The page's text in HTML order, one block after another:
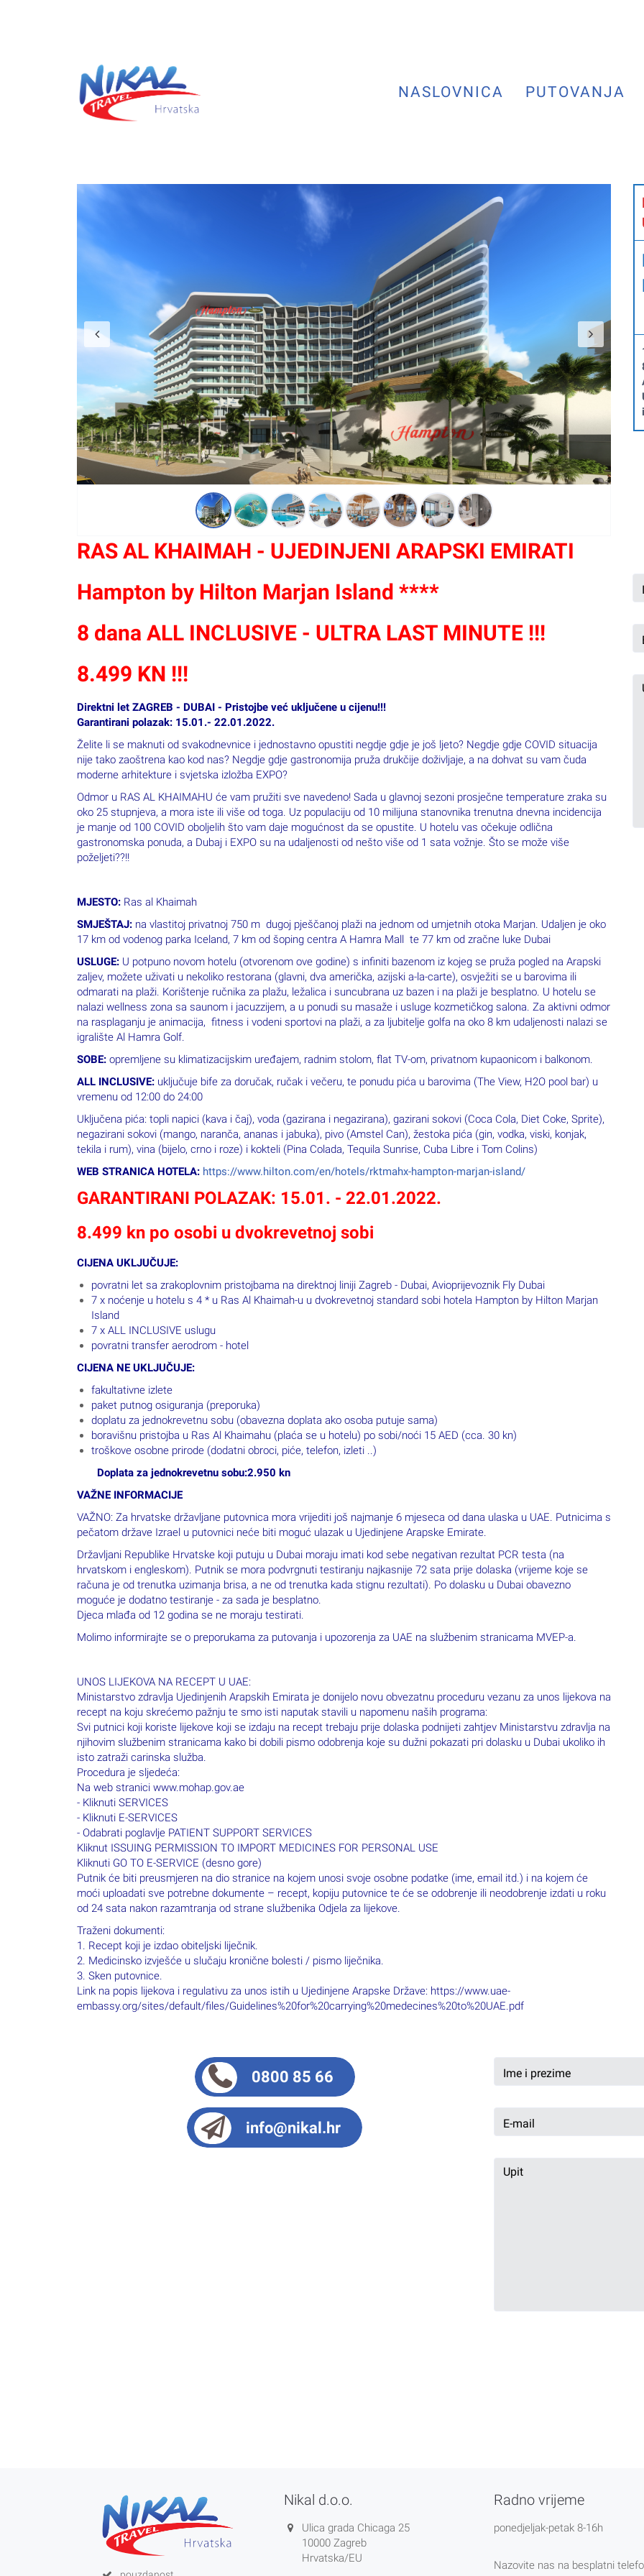
NASLOVNICA PUTOVANJA
Previous
RAS AL KHAIMAH - UJEDINJENI ARAPSKI EMIRATI
Hampton by Hilton Marjan Island ****
8 dana ALL INCLUSIVE - ULTRA LAST MINUTE !!!
8.499 KN !!!
Direktni let ZAGREB - DUBAI - Pristojbe već uključene u cijenu!!!
Garantirani polazak: 15.01.- 22.01.2022.
Želite li se maknuti od svakodnevnice i jednostavno opustiti negdje gdje je još ljeto? Negdje gdje COVID situacija
nije tako zaoštrena kao kod nas? Negdje gdje gastronomija pruža drukčije doživljaje, a na dohvat su vam čuda
moderne arhitekture i svjetska izložba EXPO?
Odmor u RAS AL KHAIMAHU će vam pružiti sve navedeno! Sada u glavnoj sezoni prosječne temperature zraka su
oko 25 stupnjeva, a mora iste ili više od toga. Uz populaciju od 10 milijuna stanovnika trenutna dnevna incidencija
je manje od 100 COVID oboljelih što vam daje mogućnost da se opustite. U hotelu vas očekuje odlična
gastronomska ponuda, a Dubaj i EXPO su na udaljenosti od nešto više od 1 sata vožnje. Što se može više
poželjeti??!!
MJESTO: Ras al Khaimah
SMJEŠTAJ: na vlastitoj privatnoj 750 m dugoj pješčanoj plaži na jednom od umjetnih otoka Marjan. Udaljen je oko
17 km od vodenog parka Iceland, 7 km od šoping centra A Hamra Mall te 77 km od zračne luke Dubai
USLUGE: U potpuno novom hotelu (otvorenom ove godine) s infiniti bazenom iz kojeg se pruža pogled na Arapski
zaljev, možete uživati u nekoliko restorana (glavni, dva američka, azijski a-la-carte), osvježiti se u barovima ili
odmarati na plaži. Korištenje ručnika za plažu, ležalica i suncubrana uz bazen i na plaži je besplatno. U hotelu se
nalazi wellness zona sa saunom i jacuzzijem, a u ponudi su masaže i usluge kozmetičkog salona. Za aktivni odmor
na rasplaganju je animacija, fitness i vodeni sportovi na plaži, a za ljubitelje golfa na oko 8 km udaljenosti nalazi se
igralište Al Hamra Golf.
SOBE: opremljene su klimatizacijskim uređajem, radnim stolom, flat TV-om, privatnom kupaonicom i balkonom.
ALL INCLUSIVE: uključuje bife za doručak, ručak i večeru, te ponudu pića u barovima (The View, H2O pool bar) u
vremenu od 12:00 do 24:00
Uključena pića: topli napici (kava i čaj), voda (gazirana i negazirana), gazirani sokovi (Coca Cola, Diet Coke, Sprite),
negazirani sokovi (mango, naranča, ananas i jabuka), pivo (Amstel Can), žestoka pića (gin, vodka, viski, konjak,
tekila i rum), vina (bijelo, crno i roze) i kokteli (Pina Colada, Tequila Sunrise, Cuba Libre i Tom Colins)
WEB STRANICA HOTELA: https://www.hilton.com/en/hotels/rktmahx-hampton-marjan-island/
GARANTIRANI POLAZAK: 15.01. - 22.01.2022.
8.499 kn po osobi u dvokrevetnoj sobi
CIJENA UKLJUČUJE:
povratni let sa zrakoplovnim pristojbama na direktnoj liniji Zagreb - Dubai, Avioprijevoznik Fly Dubai
7 x noćenje u hotelu s 4 * u Ras Al Khaimah-u u dvokrevetnoj standard sobi hotela Hampton by Hilton Marjan
Island
7 x ALL INCLUSIVE uslugu
povratni transfer aerodrom - hotel
CIJENA NE UKLJUČUJE:
fakultativne izlete
paket putnog osiguranja (preporuka)
doplatu za jednokrevetnu sobu (obavezna doplata ako osoba putuje sama)
boravišnu pristojba u Ras Al Khaimahu (plaća se u hotelu) po sobi/noći 15 AED (cca. 30 kn)
troškove osobne prirode (dodatni obroci, piće, telefon, izleti ..)
Doplata za jednokrevetnu sobu:2.950 kn
VAŽNE INFORMACIJE
VAŽNO: Za hrvatske državljane putovnica mora vrijediti još najmanje 6 mjeseca od dana ulaska u UAE. Putnicima s
pečatom države Izrael u putovnici neće biti moguć ulazak u Ujedinjene Arapske Emirate.
Državljani Republike Hrvatske koji putuju u Dubai moraju imati kod sebe negativan rezultat PCR testa (na
hrvatskom i engleskom). Putnik se mora podvrgnuti testiranju najkasnije 72 sata prije dolaska (vrijeme koje se
računa je od trenutka uzimanja brisa, a ne od trenutka kada stignu rezultati). Po dolasku u Dubai obavezno
moguće je dodatno testiranje - za sada je besplatno.
Djeca mlađa od 12 godina se ne moraju testirati.
Molimo informirajte se o preporukama za putovanja i upozorenja za UAE na službenim stranicama MVEP-a.
UNOS LIJEKOVA NA RECEPT U UAE:
Ministarstvo zdravlja Ujedinjenih Arapskih Emirata je donijelo novu obvezatnu proceduru vezanu za unos lijekova na
recept na koju skrećemo pažnju te smo isti naputak stavili u napomenu naših programa:
Svi putnici koji koriste lijekove koji se izdaju na recept trebaju prije dolaska podnijeti zahtjev Ministarstvu zdravlja na
njihovim službenim stranicama kako bi dobili pismo odobrenja koje su dužni pokazati pri dolasku u Dubai ukoliko ih
isto zatraži carinska služba.
Procedura je sljedeća:
Na web stranici www.mohap.gov.ae
- Kliknuti SERVICES
- Kliknuti E-SERVICES
- Odabrati poglavlje PATIENT SUPPORT SERVICES
Kliknut ISSUING PERMISSION TO IMPORT MEDICINES FOR PERSONAL USE
Kliknuti GO TO E-SERVICE (desno gore)
Putnik će biti preusmjeren na dio stranice na kojem unosi svoje osobne podatke (ime, email itd.) i na kojem će
moći uploadati sve potrebne dokumente – recept, kopiju putovnice te će se odobrenje ili neodobrenje izdati u roku
od 24 sata nakon razamtranja od strane službenika Odjela za lijekove.
Traženi dokumenti:
1. Recept koji je izdao obiteljski liječnik.
2. Medicinsko izvješće u slučaju kronične bolesti / pismo liječnika.
3. Sken putovnice.
Link na popis lijekova i regulativu za unos istih u Ujedinjene Arapske Države: https://www.uae-
embassy.org/sites/default/files/Guidelines%20for%20carrying%20medecines%20to%20UAE.pdf
0800 85 66
info@nikal.hr
Nikal d.o.o.
Ulica grada Chicaga 25
10000 Zagreb
Hrvatska/EU
Radno vrijeme
ponedjeljak-petak 8-16h
Nazovite nas na besplatni